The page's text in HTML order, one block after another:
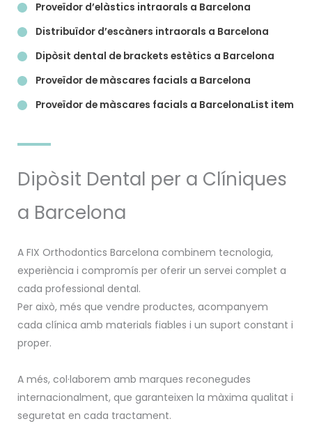
Proveïdor d’elàstics intraorals a Barcelona
Distribuïdor d’escàners intraorals a Barcelona
Dipòsit dental de brackets estètics a Barcelona
Proveïdor de màscares facials a Barcelona
Proveïdor de màscares facials a BarcelonaList item
Dipòsit Dental per a Clíniques
a Barcelona
A FIX Orthodontics Barcelona combinem tecnologia,
experiència i compromís per oferir un servei complet a
cada professional dental.
Per això, més que vendre productes, acompanyem
cada clínica amb materials fiables i un suport constant i
proper.
A més, col·laborem amb marques reconegudes
internacionalment, que garanteixen la màxima qualitat i
seguretat en cada tractament.